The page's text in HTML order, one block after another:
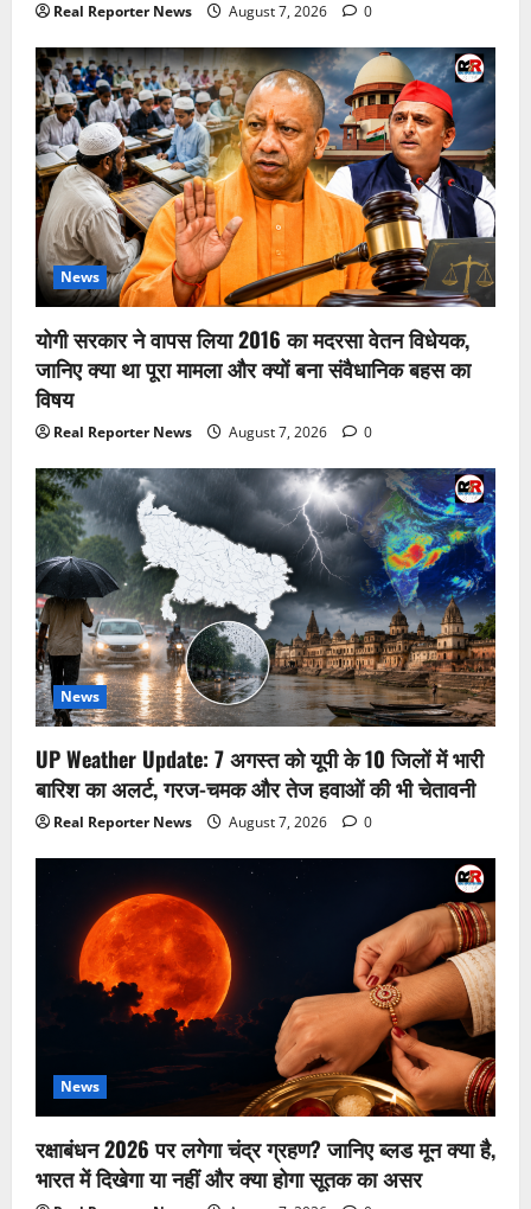
Real Reporter News August 7, 2026 0
News
योगी सरकार ने वापस लिया 2016 का मदरसा वेतन विधेयक,
जानिए क्या था पूरा मामला और क्यों बना संवैधानिक बहस का
विषय
Real Reporter News August 7, 2026 0
News
UP Weather Update: 7 अगस्त को यूपी के 10 जिलों में भारी
बारिश का अलर्ट, गरज-चमक और तेज हवाओं की भी चेतावनी
Real Reporter News August 7, 2026 0
News
रक्षाबंधन 2026 पर लगेगा चंद्र ग्रहण? जानिए ब्लड मून क्या है,
भारत में दिखेगा या नहीं और क्या होगा सूतक का असर